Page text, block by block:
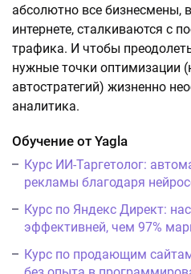
абсолютно все бизнесмены,
интернете, сталкиваются с
трафика. И чтобы
нужные точки оптимизации
автостратегий) жизненно
аналитика.
Обучение от Yagla
Курс ИИ-Таргетолог:
рекламы благодаря
Курс по Яндекс Директ:
эффективней, чем 97%
Курс по продающим